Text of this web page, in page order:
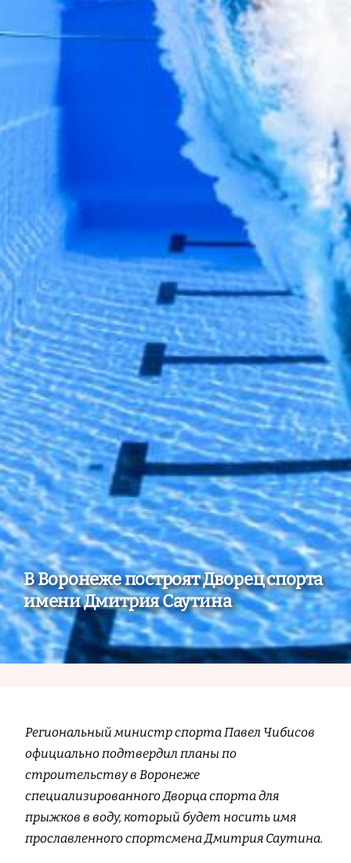
В Воронеже построят Дворец спорта
имени Дмитрия Саутина
Региональный министр спорта Павел Чибисов
официально подтвердил планы по
строительству в Воронеже
специализированного Дворца спорта для
прыжков в воду, который будет носить имя
прославленного спортсмена Дмитрия Саутина.